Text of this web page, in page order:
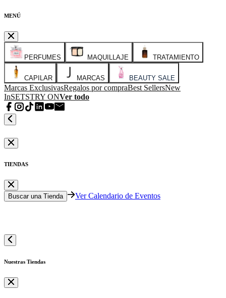
MENÚ
PERFUMES MAQUILLAJE TRATAMIENTO
CAPILAR MARCAS BEAUTY SALE
Marcas ExclusivasRegalos por compraBest SellersNew
InSETSTRY ONVer todo
TIENDAS
Buscar una Tienda Ver Calendario de Eventos
Nuestras Tiendas